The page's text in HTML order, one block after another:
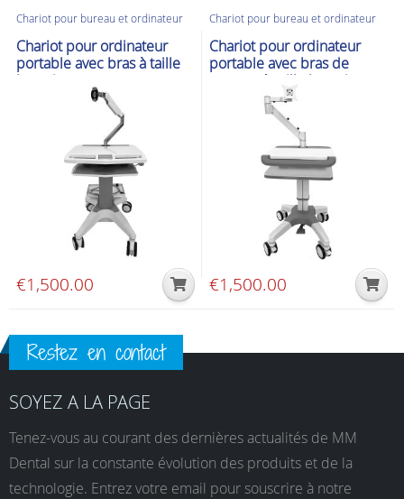
Chariot pour bureau et ordinateur
Chariot pour ordinateur
portable avec bras à taille
humaine
€1,500.00
Chariot pour bureau et ordinateur
Chariot pour ordinateur
portable avec bras de
support à taille humaine
€1,500.00
Restez en contact
SOYEZ A LA PAGE
Tenez-vous au courant des dernières actualités de MM
Dental sur la constante évolution des produits et de la
technologie. Entrez votre email pour souscrire à notre